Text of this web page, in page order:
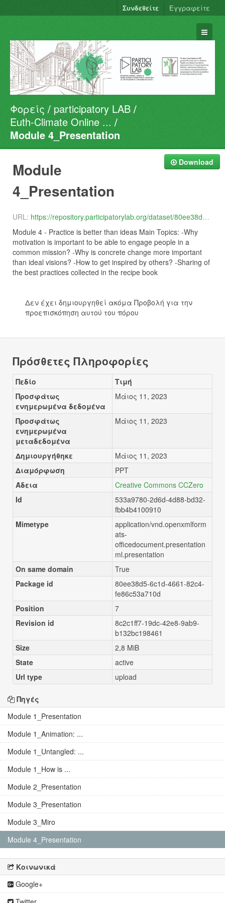
Συνδεθείτε Εγγραφείτε
Σύνολα Δεδομένων
Φορείς
Φορείς
participatory LAB
Euth-Climate Online ...
Module 4_Presentation
Download
Module
4_Presentation
URL: https://repository.participatorylab.org/dataset/80ee38d5-6c1d-4661-82c4-fe86c53a710d/resource/533a9780-2d6d-4d88-bd32-fbb4b4100910/download/euthclimate-module-.pptx
Module 4 - Practice is better than ideas Main Topics: -Why
motivation is important to be able to engage people in a
common mission? -Why is concrete change more important
than ideal visions? -How to get inspired by others? -Sharing of
the best practices collected in the recipe book
Δεν έχει δημιουργηθεί ακόμα Προβολή για την
προεπισκόπηση αυτού του πόρου
Πρόσθετες Πληροφορίες
Πεδίο
Τιμή
Προσφάτως
ενημερωμένα δεδομένα
Μάιος 11, 2023
Προσφάτως
ενημερωμένα
μεταδεδομένα
Μάιος 11, 2023
Δημιουργήθηκε
Μάιος 11, 2023
Διαμόρφωση
PPT
Άδεια
Creative Commons CCZero
Id
533a9780-2d6d-4d88-bd32-
fbb4b4100910
Mimetype
application/vnd.openxmlform
ats-
officedocument.presentation
ml.presentation
On same domain
True
Package id
80ee38d5-6c1d-4661-82c4-
fe86c53a710d
Position
7
Revision id
8c2c1ff7-19dc-42e8-9ab9-
b132bc198461
Size
2,8 MiB
State
active
Url type
upload
Πηγές
Module 1_Presentation
Module 1_Animation: ...
Module 1_Untangled: ...
Module 1_How is ...
Module 2_Presentation
Module 3_Presentation
Module 3_Miro
Module 4_Presentation
Κοινωνικά
Google+